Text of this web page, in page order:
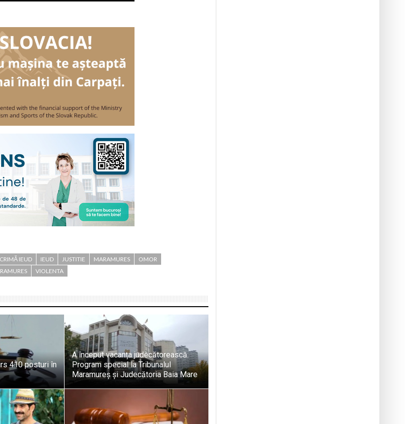
CRIMĂ IEUD IEUD JUSTITIE MARAMURES
OMOR
VIOLENTA
410 posturi în
A început vacanța judecătorească.
Program special la Tribunalul
Maramureș și Judecătoria Baia Mare